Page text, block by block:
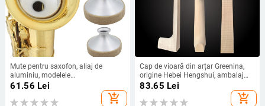
Mute pentru saxofon, aliaj de
aluminiu, modelele
ND111/ND112/ND113, silențios
61.56 Lei
add_shopping_cart
Cap de vioară din arțar Greenina,
origine Hebei Hengshui, ambalaj
carton
83.65 Lei
add_shopping_cart